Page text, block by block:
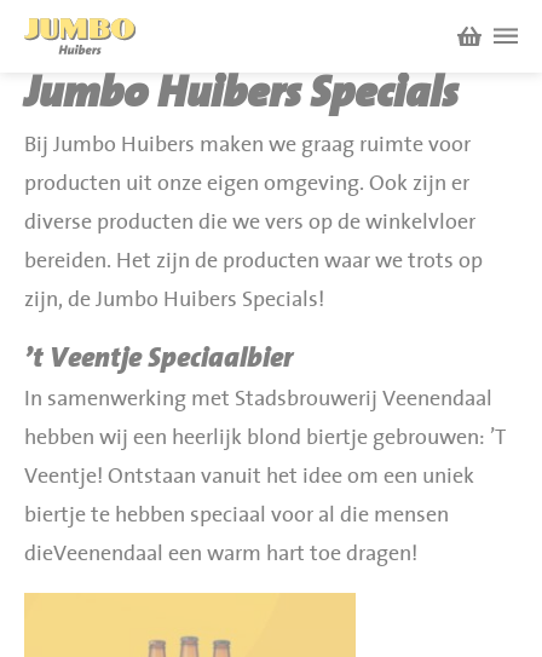
P.W.A. Park
Bruïneplein
Petenbos
Nieuws
Acties
Werken bij Jumbo Huibers
Vacatures en Solliciteren
Werken en leren
Jumbo.com
BBQ gigant webshop
Jumbo Huibers Specials
Jumbo Huibers Specials
Bij Jumbo Huibers maken we graag ruimte voor
producten uit onze eigen omgeving. Ook zijn er
diverse producten die we vers op de winkelvloer
bereiden. Het zijn de producten waar we trots op
zijn, de Jumbo Huibers Specials!
’t Veentje Speciaalbier
In samenwerking met Stadsbrouwerij Veenendaal
hebben wij een heerlijk blond biertje gebrouwen: ’T
Veentje! Ontstaan vanuit het idee om een uniek
biertje te hebben speciaal voor al die mensen
dieVeenendaal een warm hart toe dragen!